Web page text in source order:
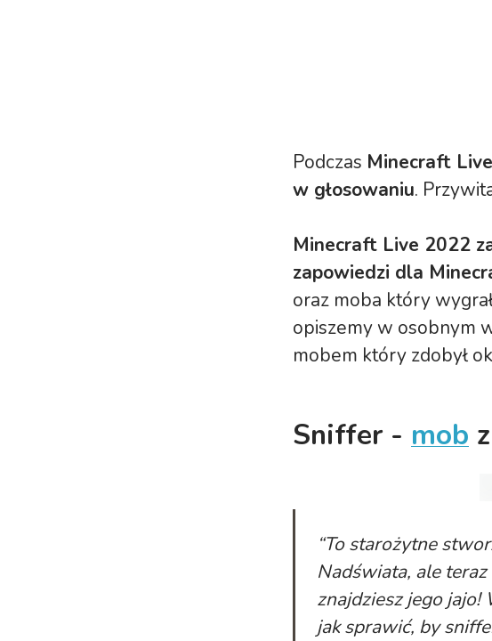
Podczas Minecraft
w głosowaniu.
Minecraft Live 2022
zapowiedzi dla
oraz moba który
opiszemy w osobnym
mobem który zdobył
Sniffer - mob
“To starożytne
Nadświata, ale
znajdziesz jego
jak sprawić, by